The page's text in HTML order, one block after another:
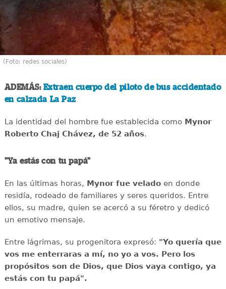
(Foto: redes sociales)
ADEMÁS: Extraen cuerpo del piloto de bus accidentado
en calzada La Paz
La identidad del hombre fue establecida como Mynor
Roberto Chaj Chávez, de 52 años.
"Ya estás con tu papá"
En las últimas horas, Mynor fue veladoen donde
residía, rodeado de familiares y seres queridos. Entre
ellos, su madre, quien se acercó a su féretro y dedicó
un emotivo mensaje.
Entre lágrimas, su progenitora expresó: "Yo quería que
vos me enterraras a mí, no yo a vos. Pero los
propósitos son de Dios, que Dios vaya contigo, ya
estás con tu papá".